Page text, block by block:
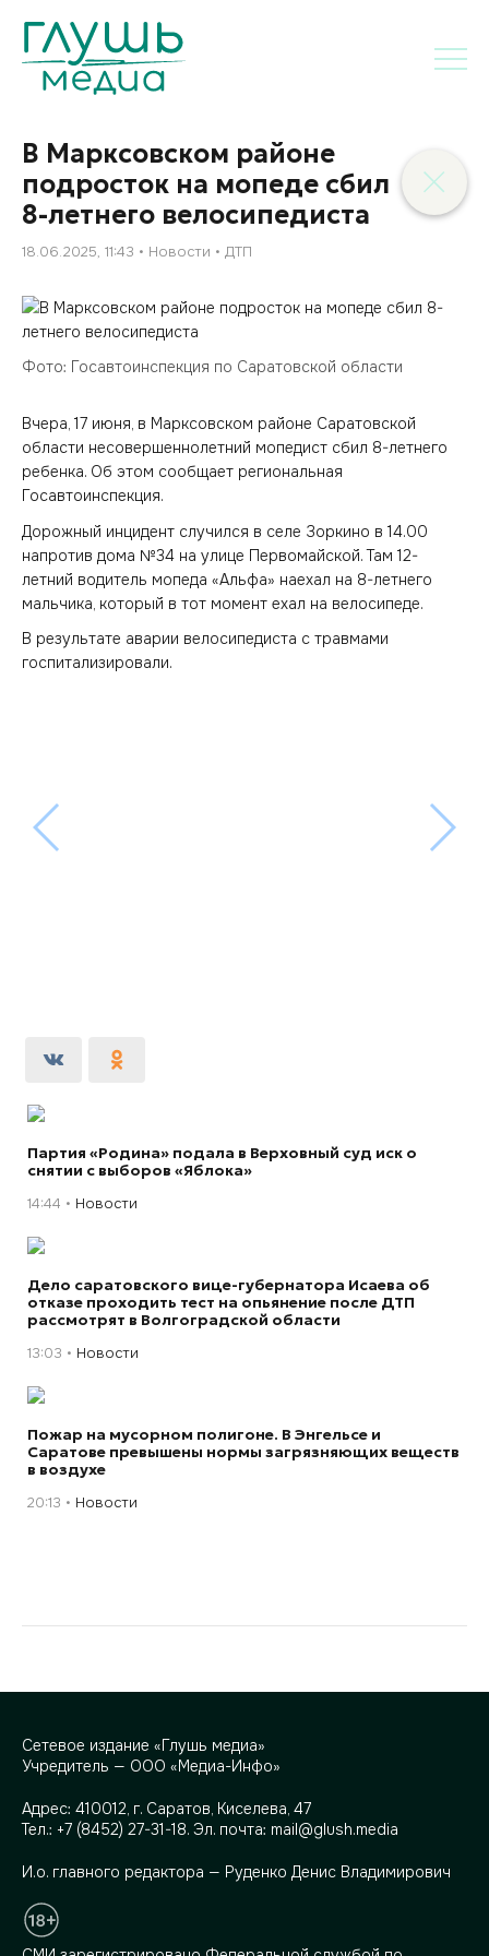
В Марксовском районе
подросток на мопеде сбил
8-летнего велосипедиста
18.06.2025, 11:43 Новости ДТП
Фото: Госавтоинспекция по Саратовской области
Вчера, 17 июня, в Марксовском районе Саратовской
области несовершеннолетний мопедист сбил 8-летнего
ребенка. Об этом сообщает региональная
Госавтоинспекция.
Дорожный инцидент случился в селе Зоркино в 14.00
напротив дома №34 на улице Первомайской. Там 12-
летний водитель мопеда «Альфа» наехал на 8-летнего
мальчика, который в тот момент ехал на велосипеде.
В результате аварии велосипедиста с травмами
госпитализировали.
Партия «Родина» подала в Верховный суд иск о
снятии с выборов «Яблока»
14:44 Новости
Дело саратовского вице-губернатора Исаева об
отказе проходить тест на опьянение после ДТП
рассмотрят в Волгоградской области
13:03 Новости
Пожар на мусорном полигоне. В Энгельсе и
Саратове превышены нормы загрязняющих веществ
в воздухе
20:13 Новости
Сетевое издание «Глушь медиа»
Учредитель — ООО «Медиа-Инфо»
Адрес: 410012, г. Саратов, Киселева, 47
Тел.: +7 (8452) 27-31-18. Эл. почта: mail@glush.media
И.о. главного редактора — Руденко Денис Владимирович